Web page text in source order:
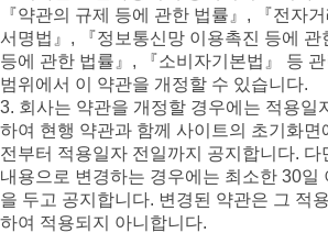
『약관의 규제 등에 관한 법률』, 『전자
서명법』, 『정보통신망 이용촉진 등에 관
등에 관한 법률』, 『소비자기본법』 등
범위에서 이 약관을 개정할 수 있습니다.
3. 회사는 약관을 개정할 경우에는 적용일
하여 현행 약관과 함께 사이트의 초기화면
전부터 적용일자 전일까지 공지합니다.
내용으로 변경하는 경우에는 최소한 30일
을 두고 공지합니다. 변경된 약관은 그 적
하여 적용되지 아니합니다.